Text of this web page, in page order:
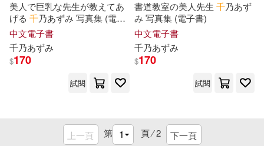
美人で巨乳な先生が教えてあ
げる 千乃あずみ 写真集 (電子
書)
中文電子書
千乃あずみ
$170
試閱
書道教室の美人先生 千乃あず
み 写真集 (電子書)
中文電子書
千乃あずみ
$170
試閱
上一頁 第 頁 ⁄2 下一頁